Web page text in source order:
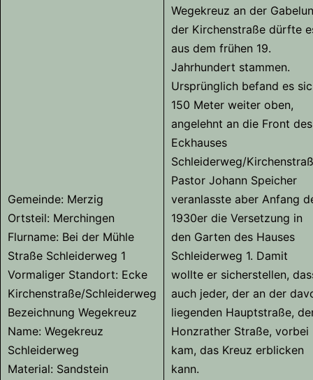
Gemeinde: Merzig
Ortsteil: Merchingen
Flurname: Bei der Mühle
Straße Schleiderweg 1
Vormaliger Standort: Ecke
Kirchenstraße/Schleiderweg
Bezeichnung Wegekreuz
Name: Wegekreuz
Schleiderweg
Material: Sandstein
Wegekreuz an der
der Kirchenstraße dürfte
aus dem frühen 19.
Jahrhundert stammen.
Ursprünglich befand es
150 Meter weiter oben,
angelehnt an die Front des
Eckhauses
Schleiderweg/
Pastor Johann Speicher
veranlasste aber Anfang
1930er die Versetzung in
den Garten des Hauses
Schleiderweg 1. Damit
wollte er sicherstellen,
auch jeder, der an der
liegenden Hauptstraße,
Honzrather Straße, vorbei
kam, das Kreuz erblicken
kann.